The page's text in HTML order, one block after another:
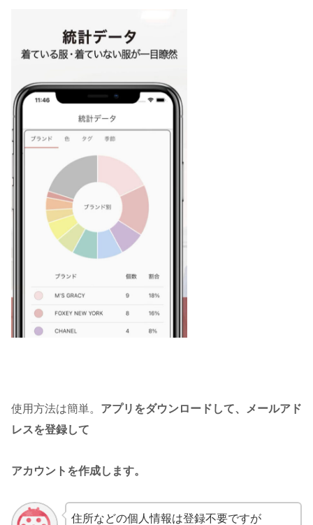
使用方法は簡単。 アプリをダウンロードして、メールアド
レスを登録して
アカウントを作成します。
住所などの個人情報は登録不要ですが